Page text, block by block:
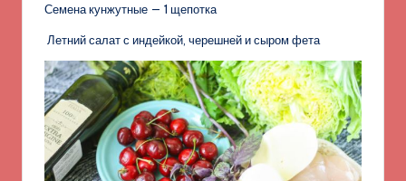
Семена кунжутные — 1 щепотка
Летний салат с индейкой, черешней и сыром фета